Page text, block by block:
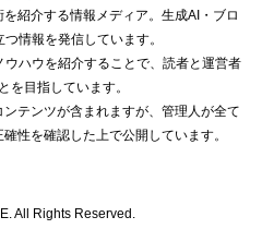
紹介する情報メディア。生成AI・ブロ
情報を発信しています。
ハウを紹介することで、読者と運営者
を目指しています。
テンツが含まれますが、管理人が全て
性を確認した上で公開しています。
All Rights Reserved.